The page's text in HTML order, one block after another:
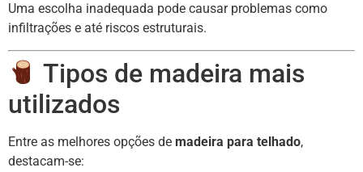
Uma escolha inadequada pode causar problemas como
infiltrações e até riscos estruturais.
Tipos de madeira mais
utilizados
Entre as melhores opções de madeira para telhado,
destacam-se: